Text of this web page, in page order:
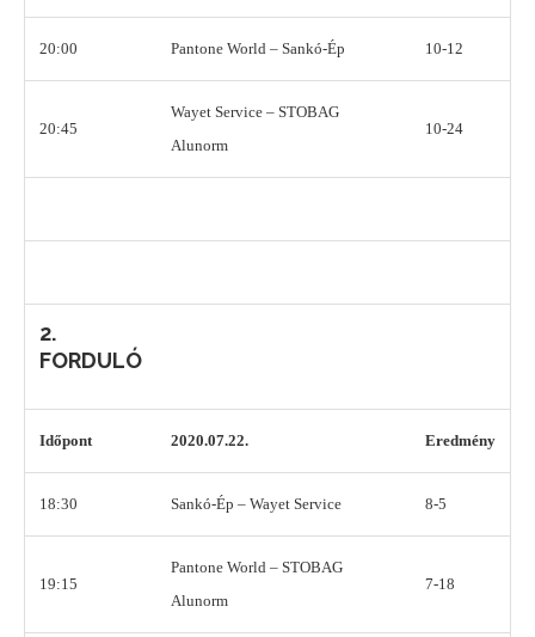
20:00 Pantone World – Sankó-Ép 10-12
20:45
Wayet Service – STOBAG
Alunorm
10-24
2.
FORDULÓ
Időpont 2020.07.22. Eredmény
18:30 Sankó-Ép – Wayet Service 8-5
19:15
Pantone World – STOBAG
Alunorm
7-18